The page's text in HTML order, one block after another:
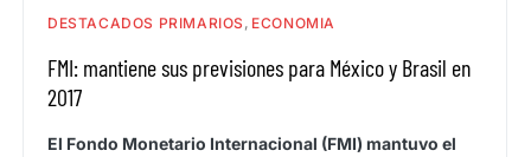
DESTACADOS PRIMARIOS ECONOMIA
FMI: mantiene sus previsiones para México y Brasil en
2017
El Fondo Monetario Internacional (FMI) mantuvo el